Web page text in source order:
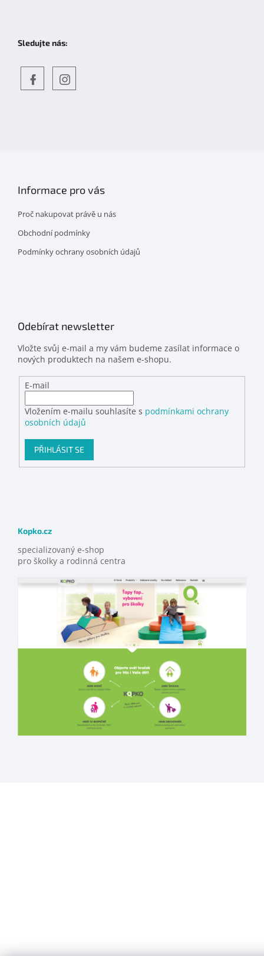
Sledujte nás:
Informace pro vás
Proč nakupovat právě u nás
Obchodní podmínky
Podmínky ochrany osobních údajů
Odebírat newsletter
Vložte svůj e-mail a my vám budeme zasílat informace o
nových produktech na našem e-shopu.
E-mail
Vložením e-mailu souhlasíte s podmínkami ochrany
osobních údajů
PŘIHLÁSIT SE
Kopko.cz
specializovaný e-shop
pro školky a rodinná centra